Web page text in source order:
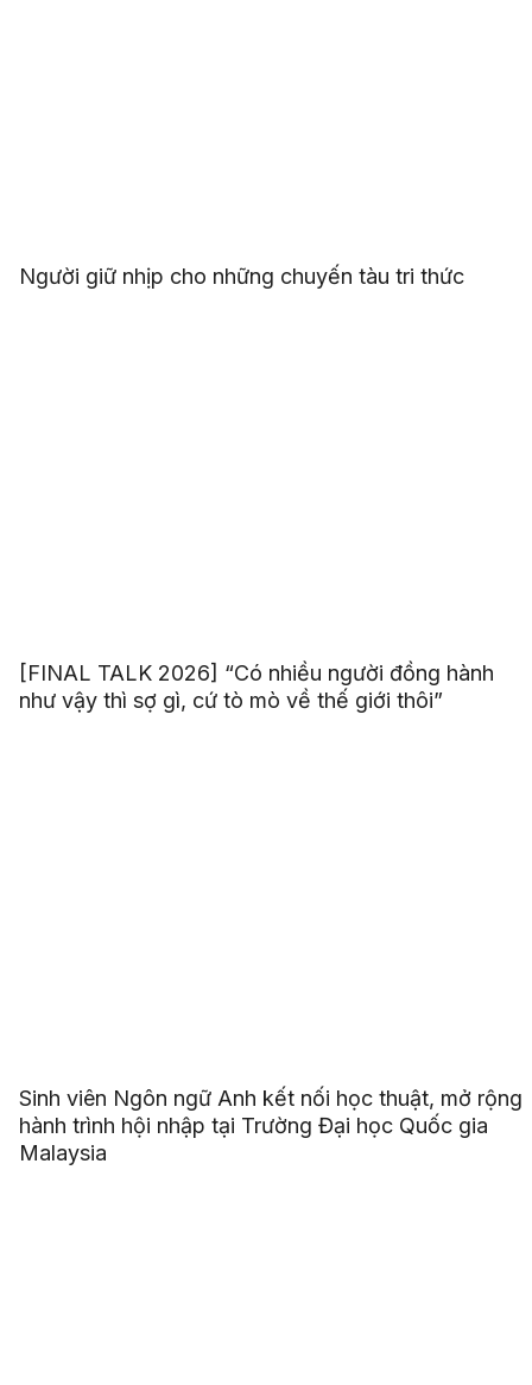
Người giữ nhịp cho những chuyến tàu tri thức
[FINAL TALK 2026] “Có nhiều người đồng hành
như vậy thì sợ gì, cứ tò mò về thế giới thôi”
Sinh viên Ngôn ngữ Anh kết nối học thuật, mở rộng
hành trình hội nhập tại Trường Đại học Quốc gia
Malaysia